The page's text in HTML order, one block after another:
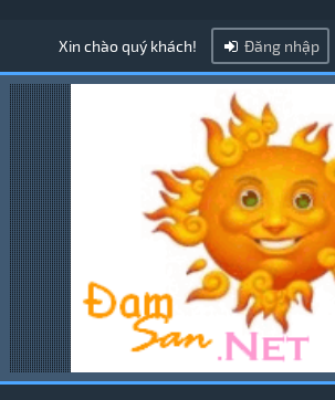
Xin chào quý khách! Đăng nhập